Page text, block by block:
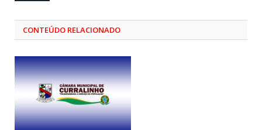
CONTEÚDO RELACIONADO